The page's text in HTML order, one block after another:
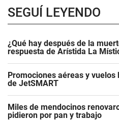
SEGUÍ LEYENDO
¿Qué hay después de la
respuesta de Arístida La
Promociones aéreas y
de JetSMART
Miles de mendocinos
pidieron por pan y trabajo